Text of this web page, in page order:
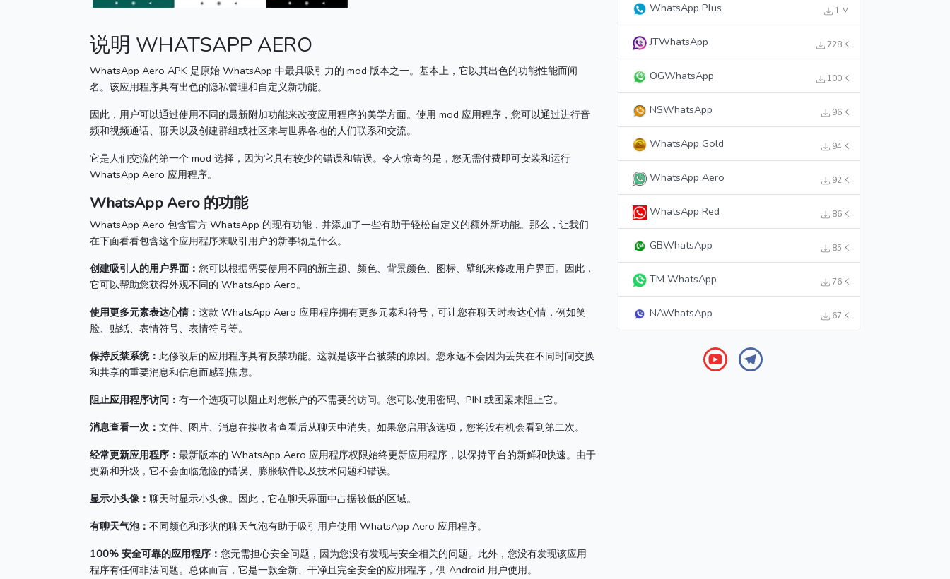
说明 WHATSAPP AERO
WhatsApp Aero APK 是原始 WhatsApp 中最具吸引力的 mod 版本之一。 基本上，它以其出色的功能性能而闻
名。 该应用程序具有出色的隐私管理和自定义新功能。
因此，用户可以通过使用不同的最新附加功能来改变应用程序的美学方面。 使用 mod 应用程序，您可以通过进行音
频和视频通话、聊天以及创建群组或社区来与世界各地的人们联系和交流。
它是人们交流的第一个 mod 选择，因为它具有较少的错误和错误。 令人惊奇的是，您无需付费即可安装和运行
WhatsApp Aero 应用程序。
WhatsApp Aero 的功能
WhatsApp Aero 包含官方 WhatsApp 的现有功能，并添加了一些有助于轻松自定义的额外新功能。 那么，让我们
在下面看看包含这个应用程序来吸引用户的新事物是什么。
创建吸引人的用户界面： 您可以根据需要使用不同的新主题、颜色、背景颜色、图标、壁纸来修改用户界面。 因此，
它可以帮助您获得外观不同的 WhatsApp Aero。
使用更多元素表达心情： 这款 WhatsApp Aero 应用程序拥有更多元素和符号，可让您在聊天时表达心情，例如笑
脸、贴纸、表情符号、表情符号等。
保持反禁系统： 此修改后的应用程序具有反禁功能。 这就是该平台被禁的原因。 您永远不会因为丢失在不同时间交换
和共享的重要消息和信息而感到焦虑。
阻止应用程序访问： 有一个选项可以阻止对您帐户的不需要的访问。 您可以使用密码、PIN 或图案来阻止它。
消息查看一次： 文件、图片、消息在接收者查看后从聊天中消失。 如果您启用该选项，您将没有机会看到第二次。
经常更新应用程序： 最新版本的 WhatsApp Aero 应用程序权限始终更新应用程序，以保持平台的新鲜和快速。 由于
更新和升级，它不会面临危险的错误、膨胀软件以及技术问题和错误。
显示小头像： 聊天时显示小头像。 因此，它在聊天界面中占据较低的区域。
有聊天气泡： 不同颜色和形状的聊天气泡有助于吸引用户使用 WhatsApp Aero 应用程序。
100% 安全可靠的应用程序： 您无需担心安全问题，因为您没有发现与安全相关的问题。 此外，您没有发现该应用
程序有任何非法问题。 总体而言，它是一款全新、干净且完全安全的应用程序，供 Android 用户使用。
WhatsApp Plus 1 M
JTWhatsApp 728 K
OGWhatsApp 100 K
NSWhatsApp 96 K
WhatsApp Gold 94 K
WhatsApp Aero 92 K
WhatsApp Red 86 K
GBWhatsApp 85 K
TM WhatsApp 76 K
NAWhatsApp 67 K